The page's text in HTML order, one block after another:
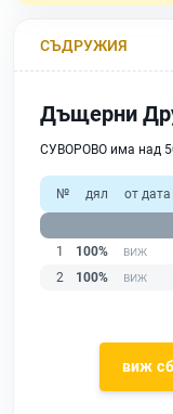
СЪДРУЖИЯ
Дъщерни
СУВОРОВО има над
№ дял от дата
1
100%
2
100%
виж